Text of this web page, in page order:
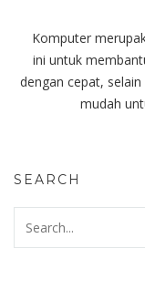
Komputer
ini untuk
dengan cepat,
mudah
SEARCH